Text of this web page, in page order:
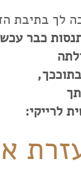
לך בתיבת
כבר
לרייקי: